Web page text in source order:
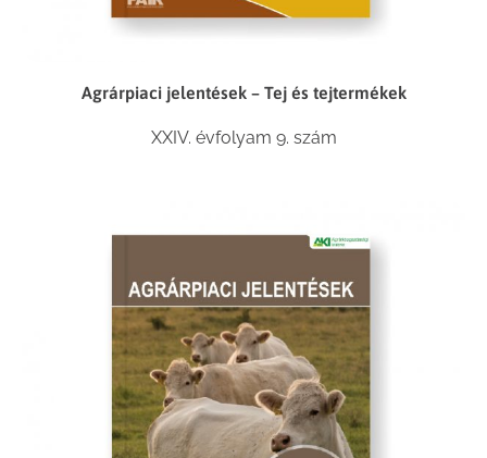
Agrárpiaci jelentések – Tej és tejtermékek
XXIV. évfolyam 9. szám